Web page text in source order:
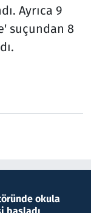
Ayrıca 9
suçundan 8
okula